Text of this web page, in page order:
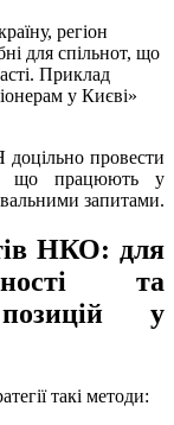
регіон
для спільнот, що
Приклад
у Києві»
провести
що працюють у
запитами.
НКО: для
та
у
такі методи: